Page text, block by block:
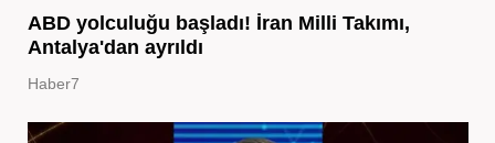
ABD yolculuğu başladı! İran Milli Takımı,
Antalya'dan ayrıldı
Haber7